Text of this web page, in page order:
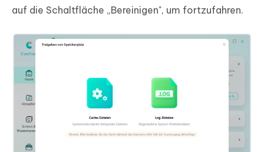
auf die Schaltfläche „Bereinigen", um fortzufahren.